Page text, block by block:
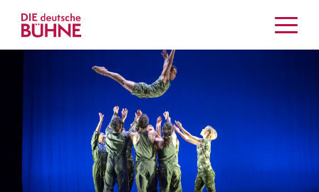
Tanz
Crossover
Bühnenwelt